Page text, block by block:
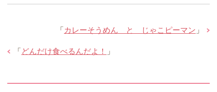
「 カレーそうめん と じゃこピーマン 」
「 どんだけ食べるんだよ！ 」